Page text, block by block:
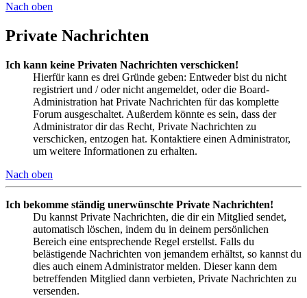
Nach oben
Private Nachrichten
Ich kann keine Privaten Nachrichten verschicken!
Hierfür kann es drei Gründe geben: Entweder bist du nicht
registriert und / oder nicht angemeldet, oder die Board-
Administration hat Private Nachrichten für das komplette
Forum ausgeschaltet. Außerdem könnte es sein, dass der
Administrator dir das Recht, Private Nachrichten zu
verschicken, entzogen hat. Kontaktiere einen Administrator,
um weitere Informationen zu erhalten.
Nach oben
Ich bekomme ständig unerwünschte Private Nachrichten!
Du kannst Private Nachrichten, die dir ein Mitglied sendet,
automatisch löschen, indem du in deinem persönlichen
Bereich eine entsprechende Regel erstellst. Falls du
belästigende Nachrichten von jemandem erhältst, so kannst du
dies auch einem Administrator melden. Dieser kann dem
betreffenden Mitglied dann verbieten, Private Nachrichten zu
versenden.